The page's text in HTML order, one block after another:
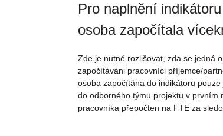
Pro naplnění
osoba započítala
Zde je nutné rozlišovat, zda se jedná
započítáváni pracovníci příjemce/
osoba započítána do indikátoru
do odborného týmu projektu v prvním
pracovníka přepočten na FTE za